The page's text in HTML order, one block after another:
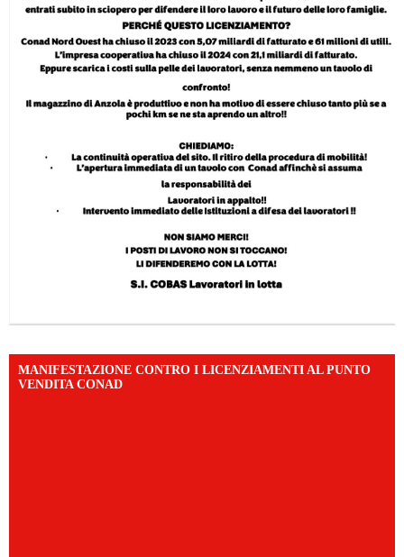
MANIFESTAZIONE CONTRO I LICENZIAMENTI AL PUNTO
VENDITA CONAD